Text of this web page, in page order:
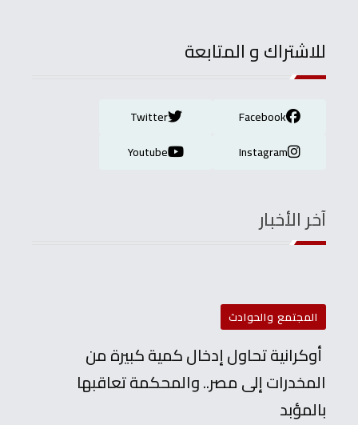
للاشتراك و المتابعة
Facebook
Twitter
Instagram
Youtube
آخر الأخبار
المجتمع والحوادث
أوكرانية تحاول إدخال كمية كبيرة من
المخدرات إلى مصر.. والمحكمة تعاقبها
بالمؤبد